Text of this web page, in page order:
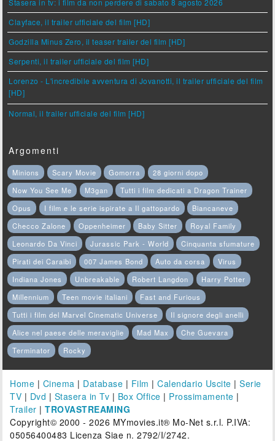
Stasera in tv: i film da non perdere di sabato 8 agosto 2026
Clayface, il trailer ufficiale del film [HD]
Godzilla Minus Zero, il teaser trailer del film [HD]
Serpenti, il trailer ufficiale del film [HD]
Lorenzo - L'incredibile avventura di Jovanotti, il trailer ufficiale del film
[HD]
Normal, il trailer ufficiale del film [HD]
Argomenti
Minions Scary Movie Gomorra
28 giorni dopo
Now You See Me
M3gan
Tutti i film dedicati a Dragon Trainer
Opus
I film e le serie ispirate a Il gattopardo
Biancaneve
Checco Zalone
Oppenheimer Baby Sitter
Royal Family
Leonardo Da Vinci
Jurassic Park - World
Cinquanta sfumature
Pirati dei Caraibi
007 James Bond Auto da corsa
Virus
Indiana Jones
Unbreakable Robert Langdon
Harry Potter
Millennium
Teen movie italiani
Fast and Furious
Tutti i film del Marvel Cinematic Universe
Il signore degli anelli
Alice nel paese delle meraviglie
Mad Max
Che Guevara
Terminator
Rocky
Home | Cinema | Database | Film |Calendario Uscite |Serie
TV | Dvd | Stasera in Tv | Box Office | Prossimamente |
Trailer |TROVASTREAMING
Copyright© 2000 - 2026 MYmovies.it® Mo-Net s.r.l. P.IVA:
05056400483 Licenza Siae n. 2792/I/2742.